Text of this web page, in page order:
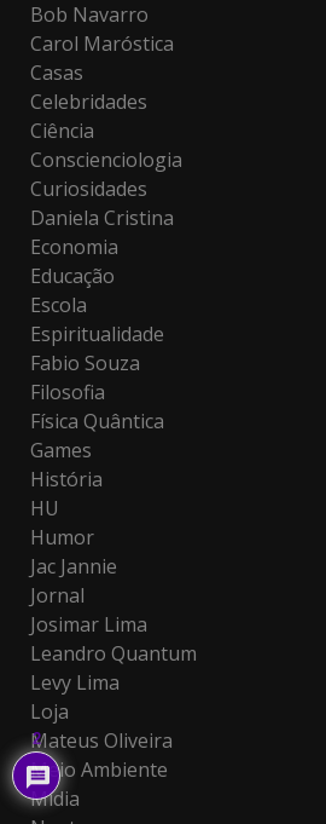
Bob Navarro
Carol Maróstica
Casas
Celebridades
Ciência
Conscienciologia
Curiosidades
Daniela Cristina
Economia
Educação
Escola
Espiritualidade
Fabio Souza
Filosofia
Física Quântica
Games
História
HU
Humor
Jac Jannie
Jornal
Josimar Lima
Leandro Quantum
Levy Lima
Loja
Mateus Oliveira
Meio Ambiente
Mídia
2